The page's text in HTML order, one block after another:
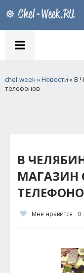
chel-week»Новости » В
телефонов
В
МАГАЗИН
Мне нравится 0